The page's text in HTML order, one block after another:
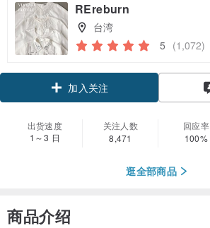
REreburn
台湾
5 (1,072)
加入关注
出货速度
1～3 日
关注人数
8,471
回应率
100%
逛全部商品
商品介绍